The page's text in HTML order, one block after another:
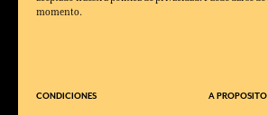
momento.
CONDICIONES A PROPOSITO